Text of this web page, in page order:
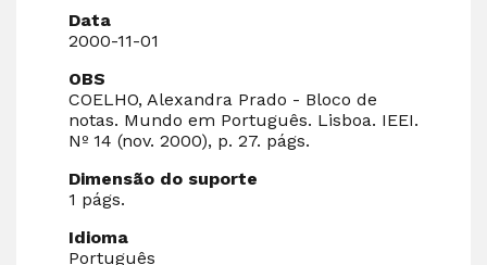
Data
2000-11-01
OBS
COELHO, Alexandra Prado - Bloco de
notas. Mundo em Português. Lisboa. IEEI.
Nº 14 (nov. 2000), p. 27. págs.
Dimensão do suporte
1 págs.
Idioma
Português